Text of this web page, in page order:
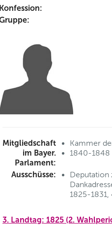
Mitgliedschaft
im Bayer.
Parlament:
Kammer
1840-1848
Ausschüsse:
Deputation
1825-1831,
3. Landtag: 1825 (2.